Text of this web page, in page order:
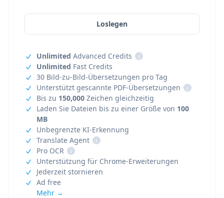
Loslegen
Unlimited Advanced Credits
i
Unlimited Fast Credits
30 Bild-zu-Bild-Übersetzungen pro Tag
Unterstützt gescannte PDF-Übersetzungen
i
Bis zu 150,000 Zeichen gleichzeitig
Laden Sie Dateien bis zu einer Größe von 100
MB
Unbegrenzte KI-Erkennung
Translate Agent
i
Pro OCR
i
Unterstützung für Chrome-Erweiterungen
Jederzeit stornieren
Ad free
Mehr →